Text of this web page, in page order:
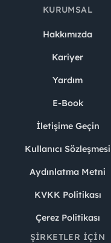
KURUMSAL
Hakkımızda
Kariyer
Yardım
E-Book
İletişime Geçin
Kullanıcı Sözleşmesi
Aydınlatma Metni
KVKK Politikası
Çerez Politikası
ŞIRKETLER İÇIN